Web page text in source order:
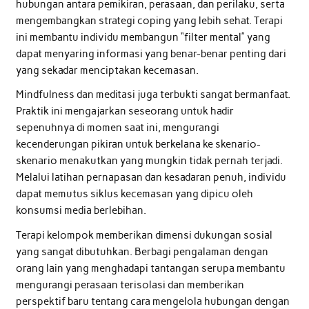
hubungan antara pemikiran, perasaan, dan perilaku, serta
mengembangkan strategi coping yang lebih sehat. Terapi
ini membantu individu membangun “filter mental” yang
dapat menyaring informasi yang benar-benar penting dari
yang sekadar menciptakan kecemasan.
Mindfulness dan meditasi juga terbukti sangat bermanfaat.
Praktik ini mengajarkan seseorang untuk hadir
sepenuhnya di momen saat ini, mengurangi
kecenderungan pikiran untuk berkelana ke skenario-
skenario menakutkan yang mungkin tidak pernah terjadi.
Melalui latihan pernapasan dan kesadaran penuh, individu
dapat memutus siklus kecemasan yang dipicu oleh
konsumsi media berlebihan.
Terapi kelompok memberikan dimensi dukungan sosial
yang sangat dibutuhkan. Berbagi pengalaman dengan
orang lain yang menghadapi tantangan serupa membantu
mengurangi perasaan terisolasi dan memberikan
perspektif baru tentang cara mengelola hubungan dengan